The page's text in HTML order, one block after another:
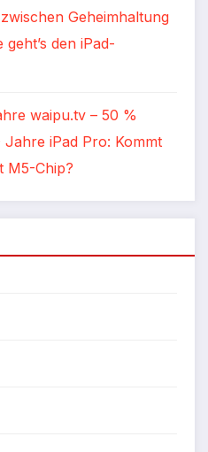
Geheimhaltung
den iPad-
waipu.tv – 50 %
Jahre iPad Pro: Kommt
M5-Chip?